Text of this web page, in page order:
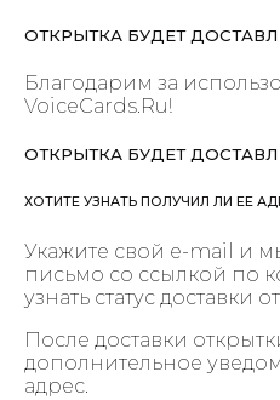
ОТКРЫТКА БУДЕТ
Благодарим за
VoiceCards.Ru!
ОТКРЫТКА БУДЕТ
ХОТИТЕ УЗНАТЬ ПОЛУЧИЛ ЛИ ЕЕ
Укажите свой e-mail и
письмо со ссылкой по
узнать статус доставки
После доставки
дополнительное
адрес.